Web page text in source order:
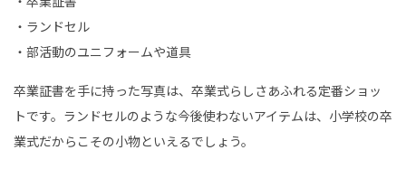
・ランドセル
・部活動のユニフォームや道具
卒業証書を手に持った写真は、卒業式らしさあふれる定番ショッ
トです。ランドセルのような今後使わないアイテムは、小学校の卒
業式だからこその小物といえるでしょう。